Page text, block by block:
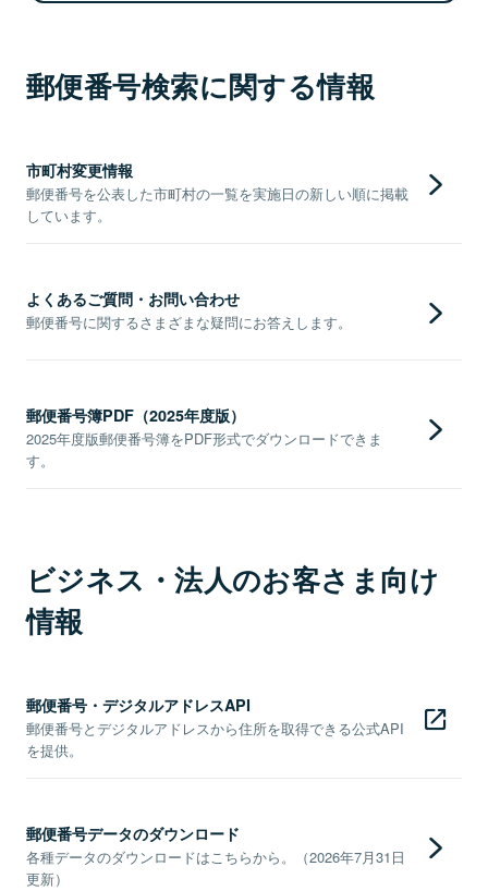
郵便番号検索に関する情報
市町村変更情報
郵便番号を公表した市町村の一覧を実施日の新しい順に掲載
しています。
よくあるご質問・お問い合わせ
郵便番号に関するさまざまな疑問にお答えします。
郵便番号簿PDF（2025年度版）
2025年度版郵便番号簿をPDF形式でダウンロードできま
す。
ビジネス・法人のお客さま向け
情報
郵便番号・デジタルアドレスAPI
郵便番号とデジタルアドレスから住所を取得できる公式API
を提供。
郵便番号データのダウンロード
各種データのダウンロードはこちらから。（2026年7月31日
更新）